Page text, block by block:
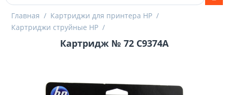
Главная / Картриджи для принтера HP /
Картриджи струйные HP /
Картридж № 72 C9374A